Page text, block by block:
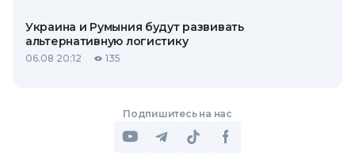
Украина и Румыния будут развивать
альтернативную логистику
06.08 20:12 135
Подпишитесь на нас